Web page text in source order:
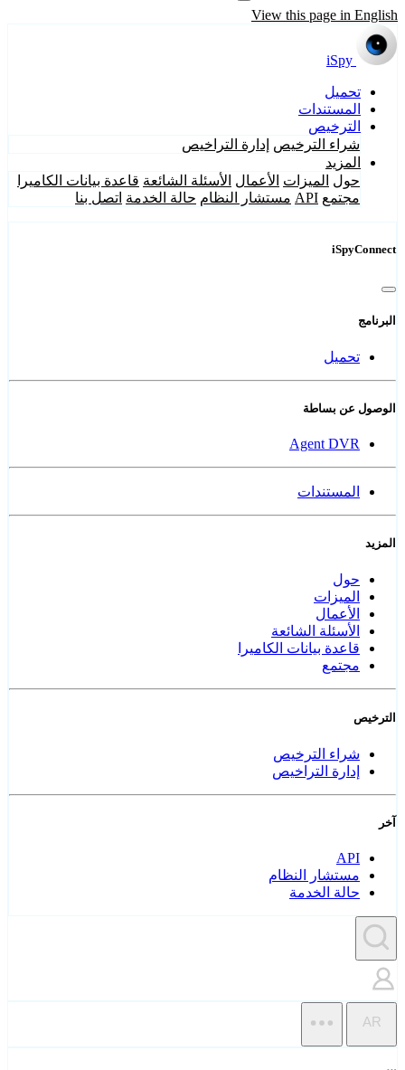
View this page in English
iSpy
تحميل
المستندات
الترخيص
شراء الترخيص إدارة التراخيص
المزيد
حول الميزات الأعمال الأسئلة الشائعة قاعدة بيانات الكاميرا
مجتمع API مستشار النظام حالة الخدمة اتصل بنا
iSpyConnect
البرنامج
تحميل
الوصول عن بساطة
Agent DVR
المستندات
المزيد
حول
الميزات
الأعمال
الأسئلة الشائعة
قاعدة بيانات الكاميرا
مجتمع
الترخيص
شراء الترخيص
إدارة التراخيص
آخر
API
مستشار النظام
حالة الخدمة
AR